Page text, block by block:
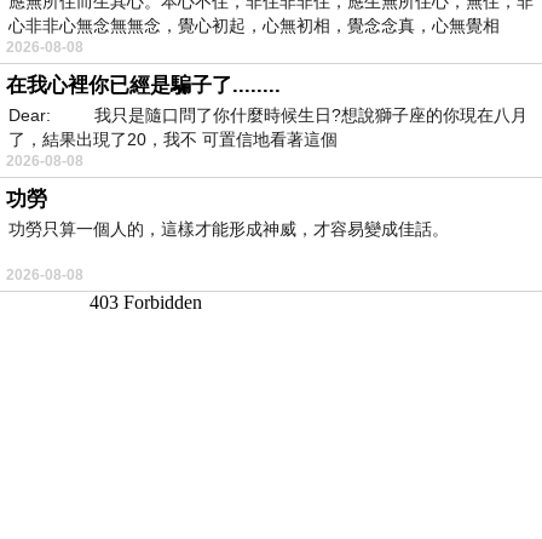
心非非心無念無無念，覺心初起，心無初相，覺念念真，心無覺相
2026-08-08
在我心裡你已經是騙子了........
Dear: 我只是隨口問了你什麼時候生日?想說獅子座的你現在八月
了，結果出現了20，我不 可置信地看著這個
2026-08-08
功勞
功勞只算一個人的，這樣才能形成神威，才容易變成佳話。
2026-08-08